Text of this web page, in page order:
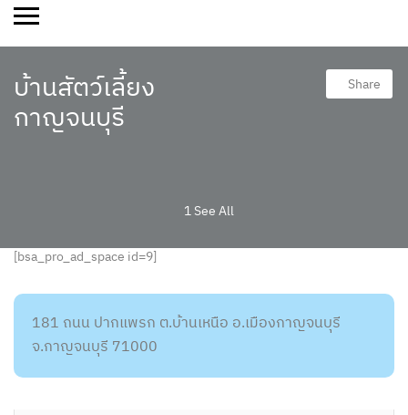
บ้านสัตว์เลี้ยง
กาญจนบุรี
Share
1 See All
[bsa_pro_ad_space id=9]
181 ถนน ปากแพรก ต.บ้านเหนือ อ.เมืองกาญจนบุรี
จ.กาญจนบุรี 71000